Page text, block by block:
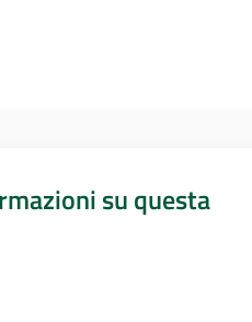
su questa